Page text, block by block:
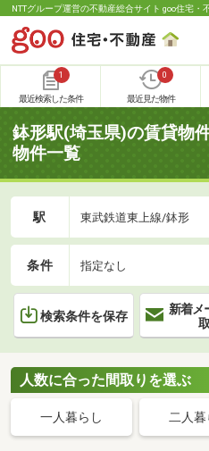
NTTグループ運営の不動産総合サイト goo住宅・
1
最近検索した条件
0
最近見た物件
鉢形駅(埼玉県)の賃貸物
物件一覧
駅 東武鉄道東上線/鉢形
条件 指定なし
検索条件を保存
新着メ
人数に合った間取りを選ぶ
一人暮らし 二人暮